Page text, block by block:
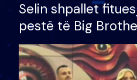
Selin shpallet
pestë të Big
çmimin e madh